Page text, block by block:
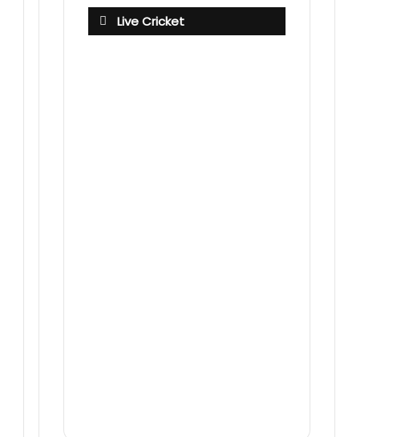
Live Cricket